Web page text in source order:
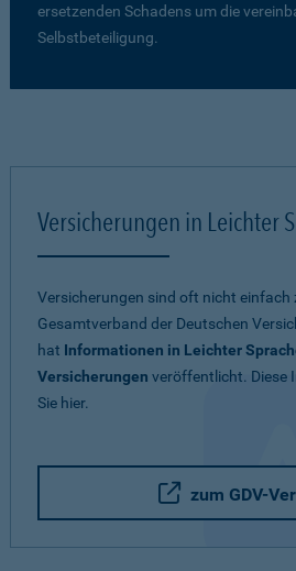
ersetzenden Schadens um die
Selbstbeteiligung.
Versicherungen in Leichter
Versicherungen sind oft nicht einfach
Gesamtverband der Deutschen
hat Informationen in Leichter
Versicherungen veröffentlicht. Diese
Sie hier.
zum GDV-